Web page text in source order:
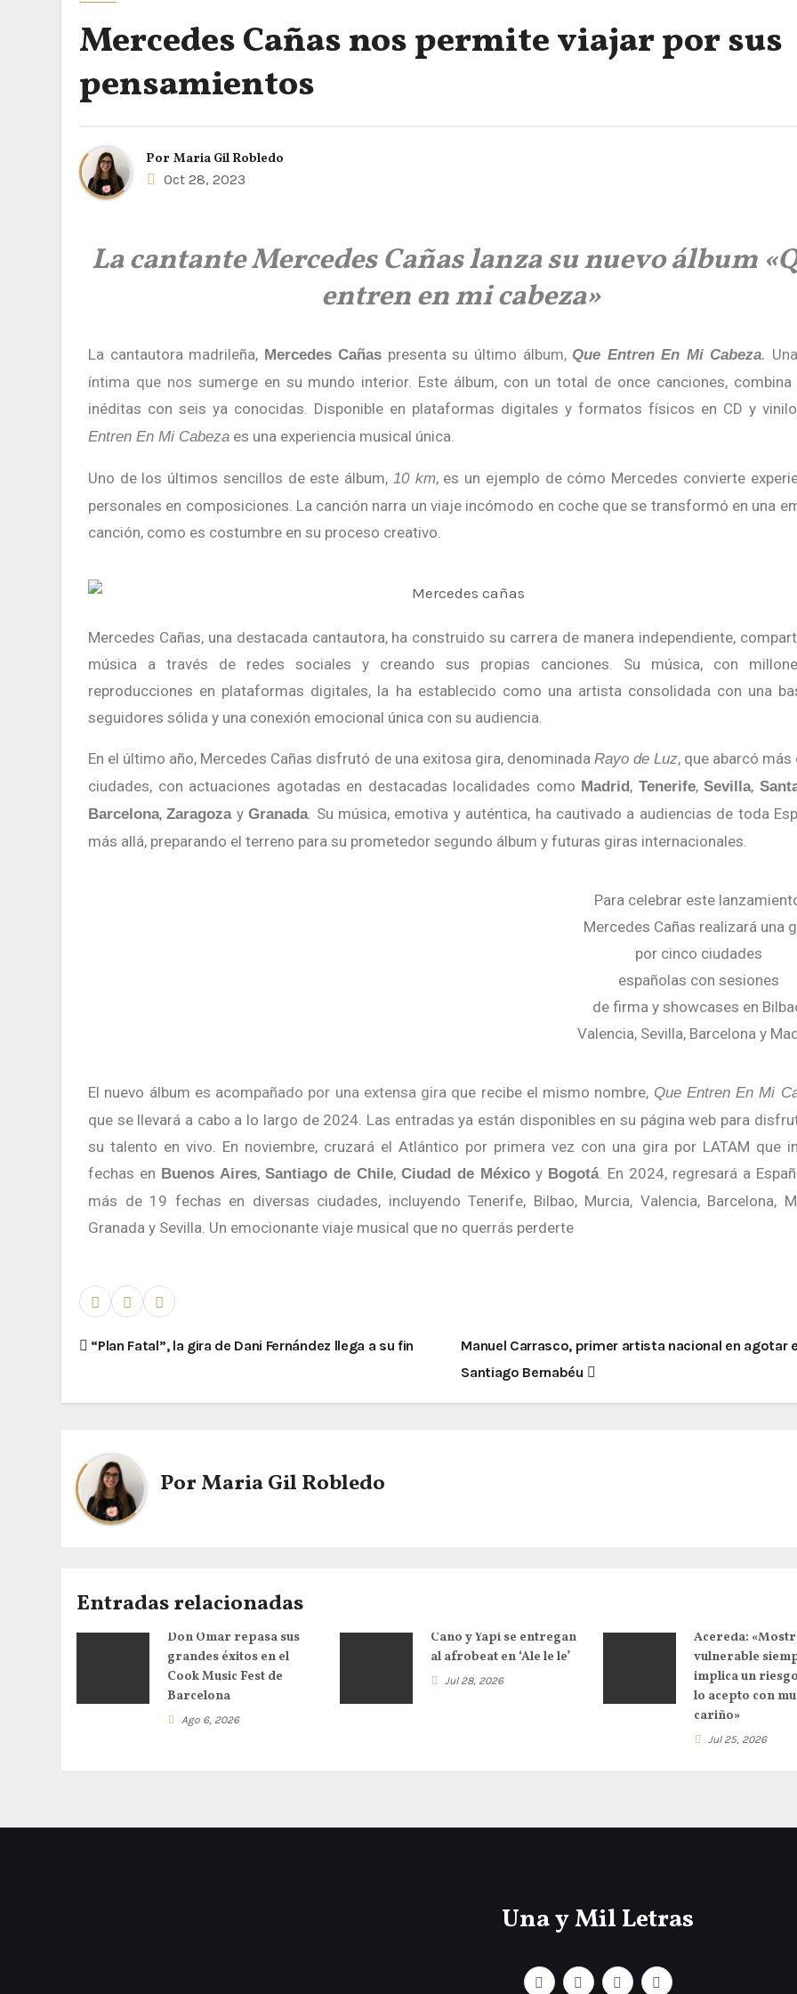
Mercedes Cañas nos permite viajar por sus
pensamientos
Por Maria Gil Robledo
Oct 28, 2023
La cantante Mercedes Cañas lanza su nuevo álbum
entren en mi cabeza»
La cantautora madrileña, Mercedes Cañas presenta su último álbum, Que Entren En Mi Cabeza.
íntima que nos sumerge en su mundo interior. Este álbum, con un total de once canciones, combina
inéditas con seis ya conocidas. Disponible en plataformas digitales y formatos físicos en CD y
Entren En Mi Cabeza es una experiencia musical única.
Uno de los últimos sencillos de este álbum, 10 km, es un ejemplo de cómo Mercedes convierte
personales en composiciones. La canción narra un viaje incómodo en coche que se transformó en una
canción, como es costumbre en su proceso creativo.
Mercedes Cañas, una destacada cantautora, ha construido su carrera de manera independiente, compartiendo
música a través de redes sociales y creando sus propias canciones. Su música, con
reproducciones en plataformas digitales, la ha establecido como una artista consolidada con una
seguidores sólida y una conexión emocional única con su audiencia.
En el último año, Mercedes Cañas disfrutó de una exitosa gira, denominada Rayo de Luz, que abarcó más
ciudades, con actuaciones agotadas en destacadas localidades como Madrid, Tenerife, Sevilla,
Barcelona,ZaragozayGranada. Su música, emotiva y auténtica, ha cautivado a audiencias de toda
más allá, preparando el terreno para su prometedor segundo álbum y futuras giras internacionales.
Para celebrar este lanzamiento,
Mercedes Cañas realizará una
por cinco ciudades
españolas con sesiones
de firma y showcases en
Valencia, Sevilla, Barcelona y
El nuevo álbum es acompañado por una extensa gira que recibe el mismo nombre, Que Entren En Mi
que se llevará a cabo a lo largo de 2024. Las entradas ya están disponibles en su página web para
su talento en vivo. En noviembre, cruzará el Atlántico por primera vez con una gira por LATAM que
fechas en Buenos Aires, Santiago de Chile, Ciudad de Méxicoy Bogotá. En 2024, regresará a
más de 19 fechas en diversas ciudades, incluyendo Tenerife, Bilbao, Murcia, Valencia, Barcelona,
Granada y Sevilla. Un emocionante viaje musical que no querrás perderte
“Plan Fatal”, la gira de Dani Fernández llega a su fin
Manuel Carrasco, primer artista nacional en agotar
Santiago Bernabéu
PorMaria Gil Robledo
Entradas relacionadas
Don Omar repasa sus
grandes éxitos en el
Cook Music Fest de
Barcelona
Ago 6, 2026
Cano y Yapi se entregan
al afrobeat en ‘Ale le le’
Jul 28, 2026
Acereda:
vulnerable
implica un
lo acepto con
cariño»
Jul 25, 2026
Una y Mil Letras